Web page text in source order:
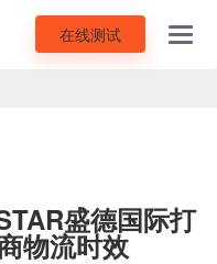
在线测试
盛德国际打
物流时效